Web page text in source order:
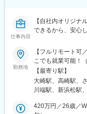
仕事内容
【自社内オリジナ
できるから、安心
勤務地
【フルリモート可
こでも就業可能！
社、茨城支社、愛
支社、静岡支店、
石川支店または各
ーン歓迎★転居を
【最寄り駅】
大崎駅、高崎駅、
川端駅、新浜松駅
駅、松山市駅、高
420万円／26歳／